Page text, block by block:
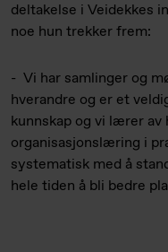
deltakelse i Veidekkes
noe hun trekker frem:
- Vi har samlinger og
hverandre og er et
kunnskap og vi lærer av
organisasjonslæring i
systematisk med å
hele tiden å bli bedre